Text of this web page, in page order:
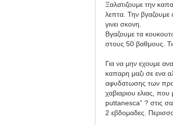
Ξαλατιζουμε την
λεπτα. Την βγαζουμε
γινει σκονη.
Βγαζουμε τα
στους 50 βαθμους.
Για να μην εχουμε
καπαρη μαζι σε ενα
αφυδατωσης των
χαβιαριου ελιας,
puttanesca” ? στις
2 εβδομαδες.